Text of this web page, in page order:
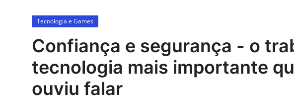
Esporte
Tecnologia e Games
Confiança e segurança - o
tecnologia mais importante
ouviu falar